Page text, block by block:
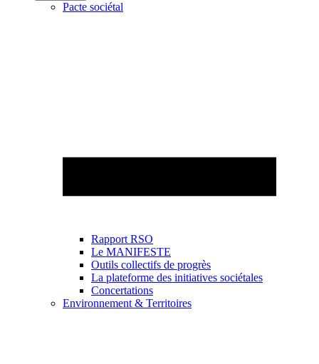
Pacte sociétal
Rapport RSO
Le MANIFESTE
Outils collectifs de progrès
La plateforme des initiatives sociétales
Concertations
Environnement & Territoires